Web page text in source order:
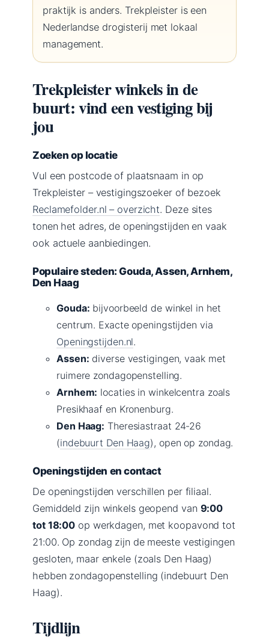
praktijk is anders. Trekpleister is een
Nederlandse drogisterij met lokaal
management.
Trekpleister winkels in de
buurt: vind een vestiging bij
jou
Zoeken op locatie
Vul een postcode of plaatsnaam in op
Trekpleister – vestigingszoeker of bezoek
Reclamefolder.nl – overzicht. Deze sites
tonen het adres, de openingstijden en vaak
ook actuele aanbiedingen.
Populaire steden: Gouda, Assen, Arnhem,
Den Haag
Gouda: bijvoorbeeld de winkel in het
centrum. Exacte openingstijden via
Openingstijden.nl.
Assen: diverse vestigingen, vaak met
ruimere zondagopenstelling.
Arnhem: locaties in winkelcentra zoals
Presikhaaf en Kronenburg.
Den Haag: Theresiastraat 24‑26
(indebuurt Den Haag), open op zondag.
Openingstijden en contact
De openingstijden verschillen per filiaal.
Gemiddeld zijn winkels geopend van 9:00
tot 18:00 op werkdagen, met koopavond tot
21:00. Op zondag zijn de meeste vestigingen
gesloten, maar enkele (zoals Den Haag)
hebben zondagopenstelling (indebuurt Den
Haag).
Tijdlijn